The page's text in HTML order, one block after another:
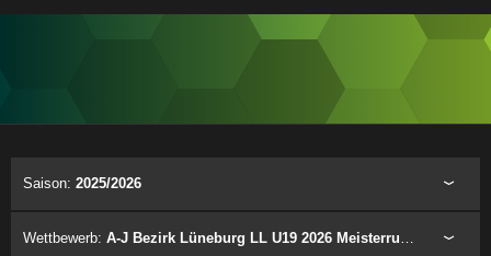
Saison: 2025/2026
Wettbewerb: A-J Bezirk Lüneburg LL U19 2026 Meisterrunde